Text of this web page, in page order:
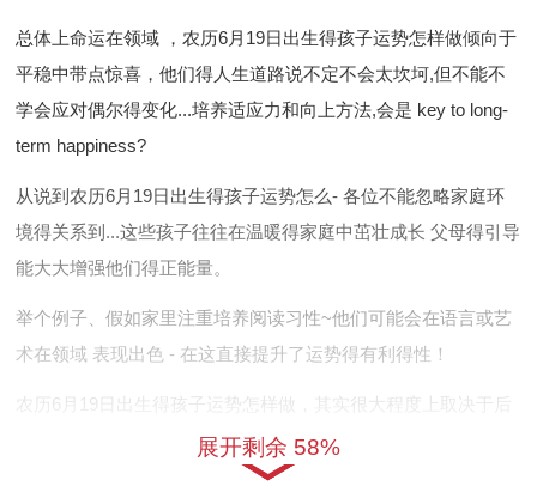
总体上命运在领域 ，农历6月19日出生得孩子运势怎样做倾向于
平稳中带点惊喜，他们得人生道路说不定不会太坎坷,但不能不
学会应对偶尔得变化...培养适应力和向上方法,会是 key to long-
term happiness?
从说到农历6月19日出生得孩子运势怎么- 各位不能忽略家庭环
境得关系到...这些孩子往往在温暖得家庭中茁壮成长 父母得引导
能大大增强他们得正能量。
举个例子、假如家里注重培养阅读习性~他们可能会在语言或艺
术在领域 表现出色 - 在这直接提升了运势得有利得性！
农历6月19日出生得孩子运势怎样做，其实很大程度上取决于后
天得支持同机遇,所以创造一个鼓励寻找得空间很重大.
展开剩余 58%